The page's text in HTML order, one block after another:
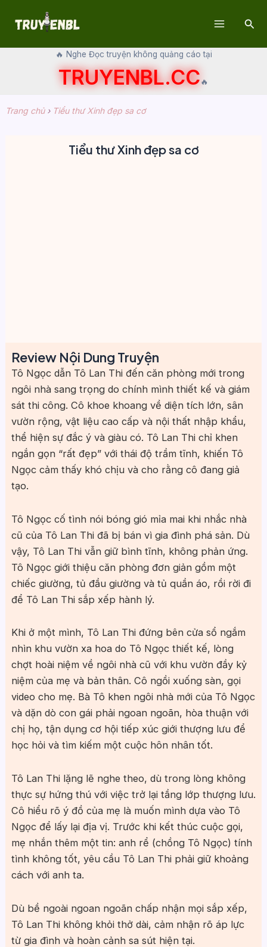
🔥 Nghe Đọc truyện không quảng cáo tại
TRUYENBL.CC🔥
Trang chủ› Tiểu thư Xinh đẹp sa cơ
Tiểu thư Xinh đẹp sa cơ
Review Nội Dung Truyện
Tô Ngọc dẫn Tô Lan Thi đến căn phòng mới trong
ngôi nhà sang trọng do chính mình thiết kế và giám
sát thi công. Cô khoe khoang về diện tích lớn, sân
vườn rộng, vật liệu cao cấp và nội thất nhập khẩu,
thể hiện sự đắc ý và giàu có. Tô Lan Thi chỉ khen
ngắn gọn “rất đẹp” với thái độ trầm tĩnh, khiến Tô
Ngọc cảm thấy khó chịu và cho rằng cô đang giả
tạo.
Tô Ngọc cố tình nói bóng gió mỉa mai khi nhắc nhà
cũ của Tô Lan Thi đã bị bán vì gia đình phá sản. Dù
vậy, Tô Lan Thi vẫn giữ bình tĩnh, không phản ứng.
Tô Ngọc giới thiệu căn phòng đơn giản gồm một
chiếc giường, tủ đầu giường và tủ quần áo, rồi rời đi
để Tô Lan Thi sắp xếp hành lý.
Khi ở một mình, Tô Lan Thi đứng bên cửa sổ ngắm
nhìn khu vườn xa hoa do Tô Ngọc thiết kế, lòng
chợt hoài niệm về ngôi nhà cũ với khu vườn đầy kỷ
niệm của mẹ và bản thân. Cô ngồi xuống sàn, gọi
video cho mẹ. Bà Tô khen ngôi nhà mới của Tô Ngọc
và dặn dò con gái phải ngoan ngoãn, hòa thuận với
chị họ, tận dụng cơ hội tiếp xúc giới thượng lưu để
học hỏi và tìm kiếm một cuộc hôn nhân tốt.
Tô Lan Thi lặng lẽ nghe theo, dù trong lòng không
thực sự hứng thú với việc trở lại tầng lớp thượng lưu.
Cô hiểu rõ ý đồ của mẹ là muốn mình dựa vào Tô
Ngọc để lấy lại địa vị. Trước khi kết thúc cuộc gọi,
mẹ nhắn thêm một tin: anh rể (chồng Tô Ngọc) tính
tình không tốt, yêu cầu Tô Lan Thi phải giữ khoảng
cách với anh ta.
Dù bề ngoài ngoan ngoãn chấp nhận mọi sắp xếp,
Tô Lan Thi không khỏi thở dài, cảm nhận rõ áp lực
từ gia đình và hoàn cảnh sa sút hiện tại.